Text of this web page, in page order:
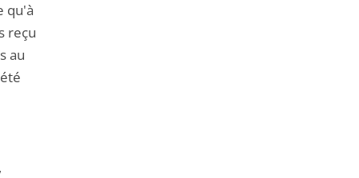
qu'à
reçu
au